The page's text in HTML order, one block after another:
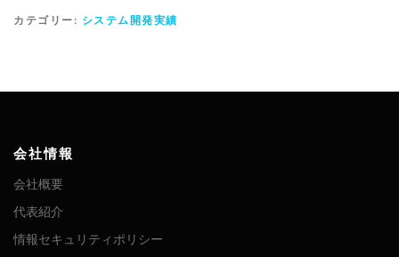
カテゴリー: システム開発実績
会社情報
会社概要
代表紹介
情報セキュリティポリシー